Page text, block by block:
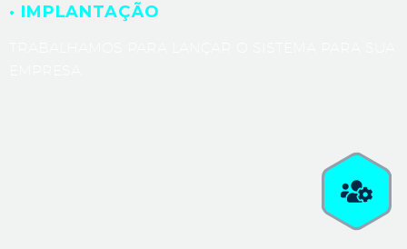
· IMPLANTAÇÃO